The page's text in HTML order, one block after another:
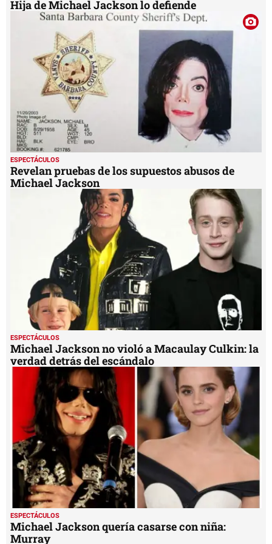
Hija de Michael Jackson lo defiende
ESPECTÁCULOS
Revelan pruebas de los supuestos abusos de
Michael Jackson
ESPECTÁCULOS
Michael Jackson no violó a Macaulay Culkin: la
verdad detrás del escándalo
ESPECTÁCULOS
Michael Jackson quería casarse con niña:
Murray